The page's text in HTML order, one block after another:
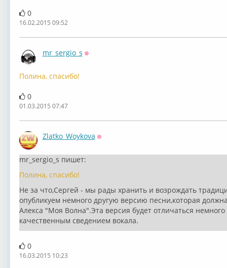
0
16.02.2015 09:52
mr_sergio_s
Полина, спасибо!
0
01.03.2015 07:47
Zlatko_Woykova
mr_sergio_s пишет:
Полина, спасибо!
Не за что,Сергей - мы рады хранить и возрождать
опубликуем немного другую версию песни,которая
Алекса "Моя Волна".Эта версия будет отличаться
качественным сведением вокала.
0
16.03.2015 10:23